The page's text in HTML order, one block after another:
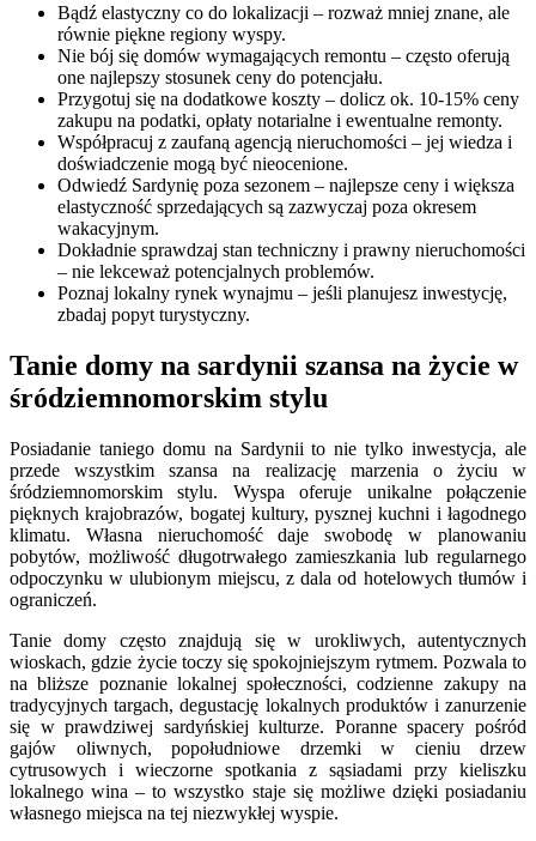
Bądź elastyczny co do lokalizacji – rozważ mniej znane, ale
równie piękne regiony wyspy.
Nie bój się domów wymagających remontu – często oferują
one najlepszy stosunek ceny do potencjału.
Przygotuj się na dodatkowe koszty – dolicz ok. 10-15% ceny
zakupu na podatki, opłaty notarialne i ewentualne remonty.
Współpracuj z zaufaną agencją nieruchomości – jej wiedza i
doświadczenie mogą być nieocenione.
Odwiedź Sardynię poza sezonem – najlepsze ceny i większa
elastyczność sprzedających są zazwyczaj poza okresem
wakacyjnym.
Dokładnie sprawdzaj stan techniczny i prawny nieruchomości
– nie lekceważ potencjalnych problemów.
Poznaj lokalny rynek wynajmu – jeśli planujesz inwestycję,
zbadaj popyt turystyczny.
Tanie domy na sardynii szansa na życie w
śródziemnomorskim stylu
Posiadanie taniego domu na Sardynii to nie tylko inwestycja, ale
przede wszystkim szansa na realizację marzenia o życiu w
śródziemnomorskim stylu. Wyspa oferuje unikalne połączenie
pięknych krajobrazów, bogatej kultury, pysznej kuchni i łagodnego
klimatu. Własna nieruchomość daje swobodę w planowaniu
pobytów, możliwość długotrwałego zamieszkania lub regularnego
odpoczynku w ulubionym miejscu, z dala od hotelowych tłumów i
ograniczeń.
Tanie domy często znajdują się w urokliwych, autentycznych
wioskach, gdzie życie toczy się spokojniejszym rytmem. Pozwala to
na bliższe poznanie lokalnej społeczności, codzienne zakupy na
tradycyjnych targach, degustację lokalnych produktów i zanurzenie
się w prawdziwej sardyńskiej kulturze. Poranne spacery pośród
gajów oliwnych, popołudniowe drzemki w cieniu drzew
cytrusowych i wieczorne spotkania z sąsiadami przy kieliszku
lokalnego wina – to wszystko staje się możliwe dzięki posiadaniu
własnego miejsca na tej niezwykłej wyspie.